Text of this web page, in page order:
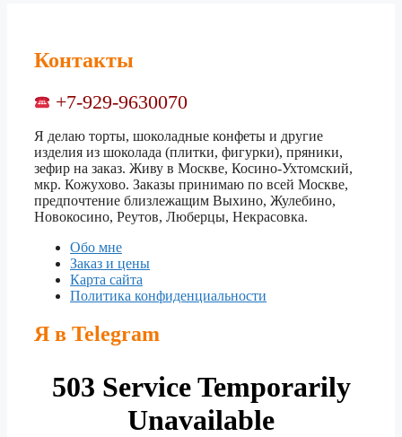
Контакты
+7-929-9630070
Я делаю торты, шоколадные конфеты и другие
изделия из шоколада (плитки, фигурки), пряники,
зефир на заказ. Живу в Москве, Косино-Ухтомский,
мкр. Кожухово. Заказы принимаю по всей Москве,
предпочтение близлежащим Выхино, Жулебино,
Новокосино, Реутов, Люберцы, Некрасовка.
Обо мне
Заказ и цены
Карта сайта
Политика конфиденциальности
Я в Telegram